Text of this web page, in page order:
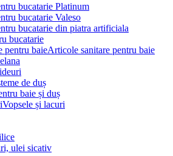
bucatarie Platinum
bucatarie Valeso
bucatarie din piatra artificiala
bucatarie
Articole sanitare pentru baie
de duș
baie și duș
Vopsele și lacuri
ulei sicativ